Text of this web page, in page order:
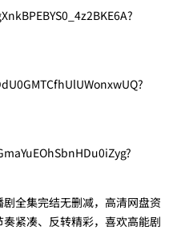
剧全集完结无删减，高清网盘资
紧凑、反转精彩，喜欢高能剧